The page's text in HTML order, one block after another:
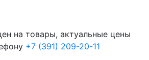
на товары, актуальные цены
+7 (391) 209-20-11